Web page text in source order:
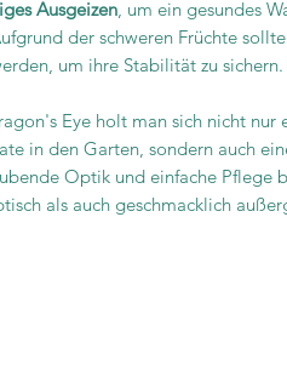
Ausgeizen , um ein gesundes
der schweren Früchte
um ihre Stabilität zu sichern.
Eye holt man sich nicht nur
in den Garten, sondern auch
Optik und einfache Pflege
als auch geschmacklich